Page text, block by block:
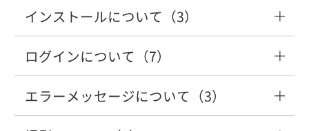
クリアを塗布した隣接パネルを追加する
【明細】ワークシート画面にない部品や
作業を登録し、明細に反映する方法はあ
見積書が印刷できない
見積一覧を開くのに時間がかかる
て
【有料サービス】途中解約時の返金につ
人事異動後にコグニフォトベースを使用
したい
パスワードロックの解除方法を知りたい
舗・拠点情報（住所など）の変更方法を
知りたい
レスを変更したい。
コグニセブンからコグニフォトベースへ
画像や見積書を伝送したい
作成済の案件に画像や見積書を登録する
画像や見積書を伝送したい
が入力できます」のエラーが表示される
コグニセブンから連携すると案件が見つ
案件に登録した画像をダウンロードする
方法を知りたい。
メッセージ・メモ・操作履歴のご利用方
連携すると「cogniSEVEN連携アプリがイ
ンストールされていません。～」と表示
される
「cogniPHOTOBASE SEVEN連携アプリ」
ワークスペース容量が上限超過時の対応
方法について
ワークスペース内の画像や見積をダウン
ロードする方法を知りたい。
「コグニフォトベースモバイル」の動作
環境を知りたい。
インターネット環境は必要か知りたい。
インストールについて（3）
「コグニフォトベースモバイル」のイン
ストールや利用に料金がかかるか知りた
い。
ログインについて（7）
異動先で「コグニフォトベースモバイ
ル」を利用する方法
エラーメッセージについて（3）